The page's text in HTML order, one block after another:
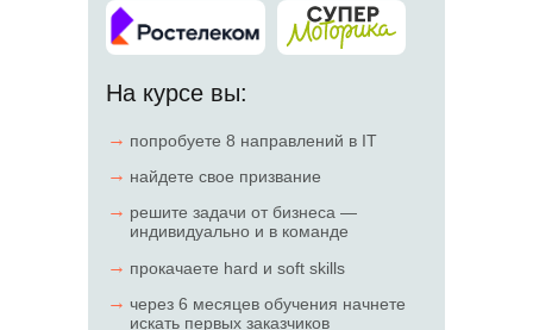
На курсе вы:
→ попробуете 8 направлений в IT
→ найдете свое призвание
→ решите задачи от бизнеса —
индивидуально и в команде
→ прокачаете hard и soft skills
→ через 6 месяцев обучения начнете
искать первых заказчиков